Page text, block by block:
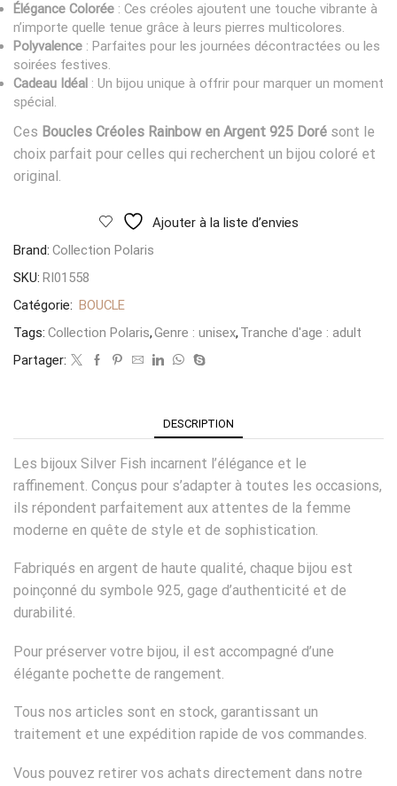
Élégance Colorée : Ces créoles ajoutent une touche vibrante à
n’importe quelle tenue grâce à leurs pierres multicolores.
Polyvalence : Parfaites pour les journées décontractées ou les
soirées festives.
Cadeau Idéal : Un bijou unique à offrir pour marquer un moment
spécial.
Ces Boucles Créoles Rainbow en Argent 925 Doré sont le
choix parfait pour celles qui recherchent un bijou coloré et
original.
Ajouter à la liste d’envies
Brand: Collection Polaris
SKU: RI01558
Catégorie: BOUCLE
Tags: Collection Polaris,Genre : unisex, Tranche d'age : adult
Partager:
DESCRIPTION
Les bijoux Silver Fish incarnent l’élégance et le
raffinement. Conçus pour s’adapter à toutes les occasions,
ils répondent parfaitement aux attentes de la femme
moderne en quête de style et de sophistication.
Fabriqués en argent de haute qualité, chaque bijou est
poinçonné du symbole 925, gage d’authenticité et de
durabilité.
Pour préserver votre bijou, il est accompagné d’une
élégante pochette de rangement.
Tous nos articles sont en stock, garantissant un
traitement et une expédition rapide de vos commandes.
Vous pouvez retirer vos achats directement dans notre